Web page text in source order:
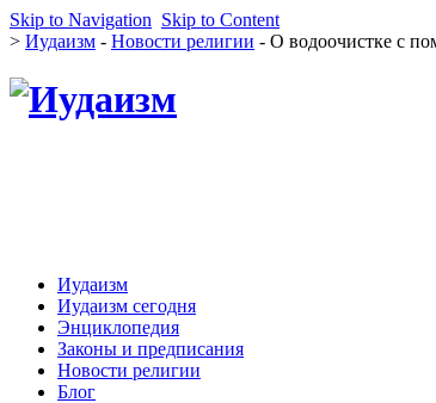
Skip to Navigation Skip to Content
> Иудаизм - Новости религии - О водоочистке с
Иудаизм
Иудаизм сегодня
Энциклопедия
Законы и предписания
Новости религии
Блог